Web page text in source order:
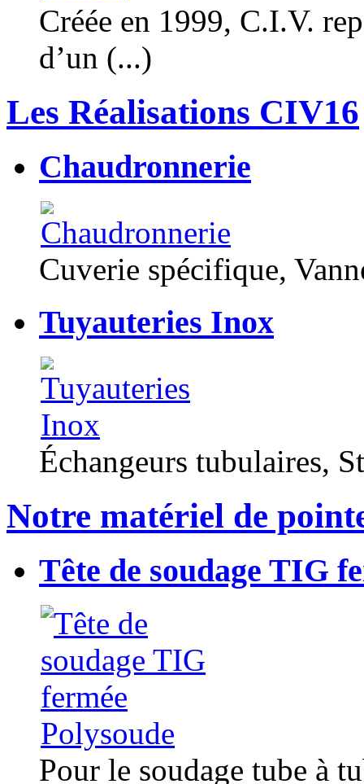
Créée en 1999, C.I.V.
d’un (...)
Les Réalisations CIV16
Chaudronnerie
Cuverie spécifique,
Tuyauteries Inox
Échangeurs tubulaires,
Notre matériel de
Tête de soudage TIG
Pour le soudage tube à